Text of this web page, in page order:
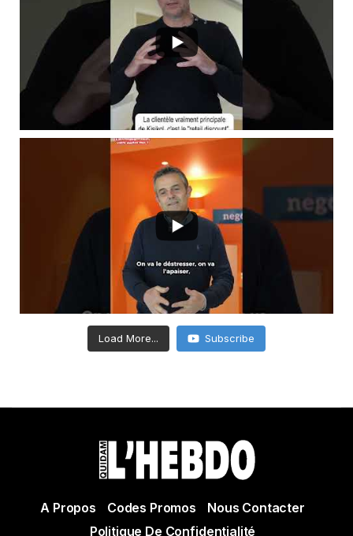
Load More... Subscribe
A Propos Codes Promos
Nous Contacter
Politique De Confidentialité